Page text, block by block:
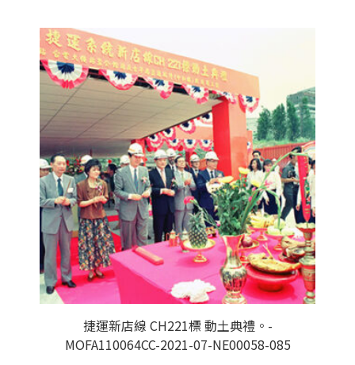
捷運新店線 CH221標 動土典禮。-
MOFA110064CC-2021-07-NE00058-085